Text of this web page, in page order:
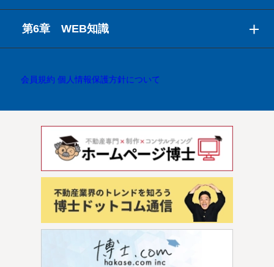
第6章 WEB知識
会員規約 個人情報保護方針について